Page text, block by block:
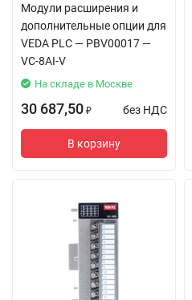
Модули расширения и
дополнительные опции для
VEDA PLC — PBV00017 —
VC-8AI-V
На складе в Москве
30 687,50 ₽ без НДС
В корзину